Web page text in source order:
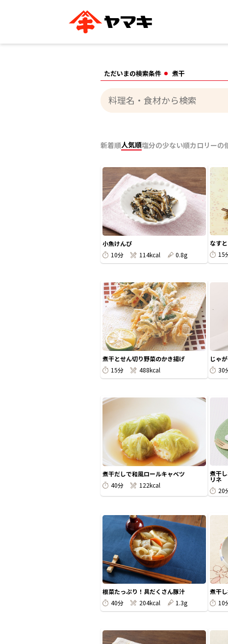
ヤマキ
『めんつゆ』
割烹白だし®
カテゴリー別
かつお節 削りぶし かつおパック
おいしいレシピTOP
汁物レシピ
ただいまの検索条件 煮干
新着順人気順塩分の少ない順カロリーの
小魚けんぴ
10分
114kcal 0.8g
なす
15
煮干とせん切り野菜のかき揚げ
15分
488kcal
じゃ
30
煮干だしで和風ロールキャベツ
40分
122kcal
煮干
リネ
20
根菜たっぷり！具だくさん豚汁
40分
204kcal 1.3g
煮干
10